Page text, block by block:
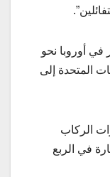
في أوروبا نحو
المتحدة إلى
الركاب
الصغيرة 547 ألف و829 سيارة في الربع